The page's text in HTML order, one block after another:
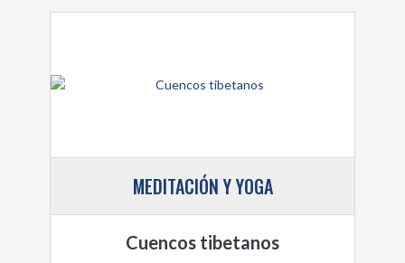
MEDITACIÓN Y YOGA
Cuencos tibetanos